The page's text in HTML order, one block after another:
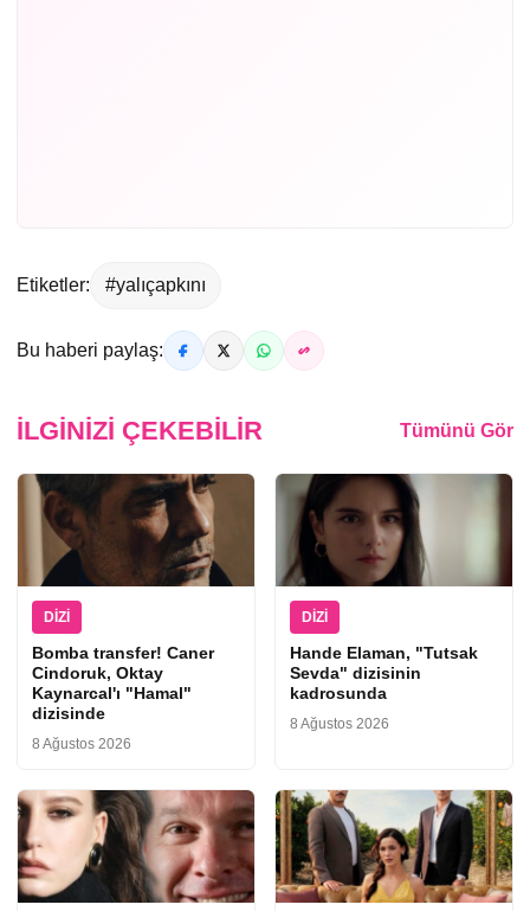
Etiketler: #yalıçapkını
Bu haberi paylaş:
İLGINIZI ÇEKEBILIR Tümünü Gör
DIZI
Bomba transfer! Caner
Cindoruk, Oktay
Kaynarcal'ı "Hamal"
dizisinde
8 Ağustos 2026
DIZI
Hande Elaman, "Tutsak
Sevda" dizisinin
kadrosunda
8 Ağustos 2026